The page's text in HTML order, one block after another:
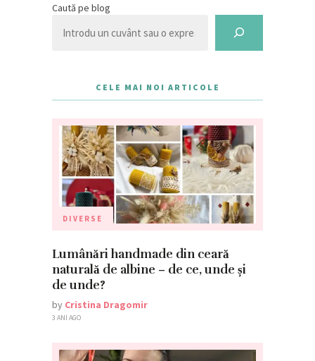
Caută pe blog
CELE MAI NOI ARTICOLE
DIVERSE
Lumânări handmade din ceară
naturală de albine – de ce, unde și
de unde?
by Cristina Dragomir
3 ANI AGO